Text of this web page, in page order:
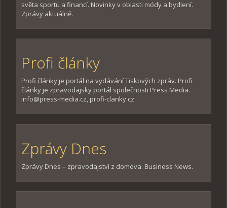
světa sportu a financí. Novinky v oblasti módy a bydlení.
Zprávy aktuálně.
Profi články
Profi články je portál na vydávání Tiskových zpráv. Profi
články je zpravodajsky portál společnosti Press Media.
info@press-media.cz, profi-clanky.cz
Zprávy Dnes
Zprávy Dnes – zpravodajství z domova. Business News.